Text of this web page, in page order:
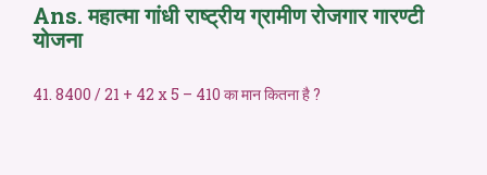
Ans. महात्मा गांधी राष्ट्रीय ग्रामीण रोजगार गारण्टी
योजना
41. 8400 / 21 + 42 x 5 – 410 का मान कितना है ?